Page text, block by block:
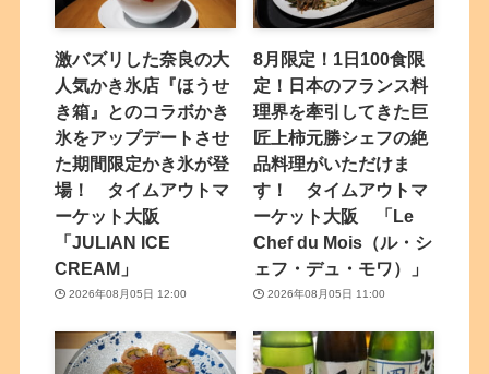
激バズリした奈良の大
人気かき氷店『ほうせ
き箱』とのコラボかき
氷をアップデートさせ
た期間限定かき氷が登
場！ タイムアウトマ
ーケット大阪
「JULIAN ICE
CREAM」
2026年08月05日 12:00
8月限定！1日100食限
定！日本のフランス料
理界を牽引してきた巨
匠上柿元勝シェフの絶
品料理がいただけま
す！ タイムアウトマ
ーケット大阪 「Le
Chef du Mois（ル・シ
ェフ・デュ・モワ）」
2026年08月05日 11:00